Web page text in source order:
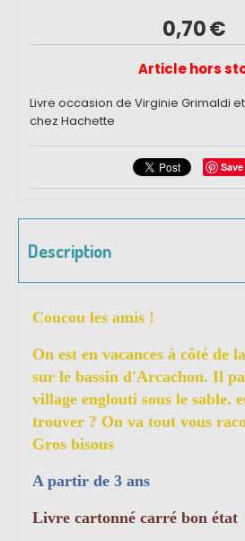
0,70€
Article hors
Livre occasion de Virginie Grimaldi
chez Hachette
Save
Description
Coucou les amis !
On est en vacances à côté de
sur le bassin d'Arcachon. Il
village englouti sous le sable.
trouver ? On va tout vous
Gros bisous
A partir de 3 ans
Livre cartonné carré bon état